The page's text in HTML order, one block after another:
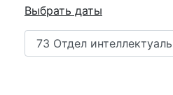
Выбрать даты